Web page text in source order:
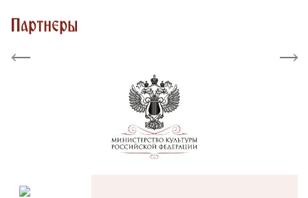
Партнеры
Previous Next